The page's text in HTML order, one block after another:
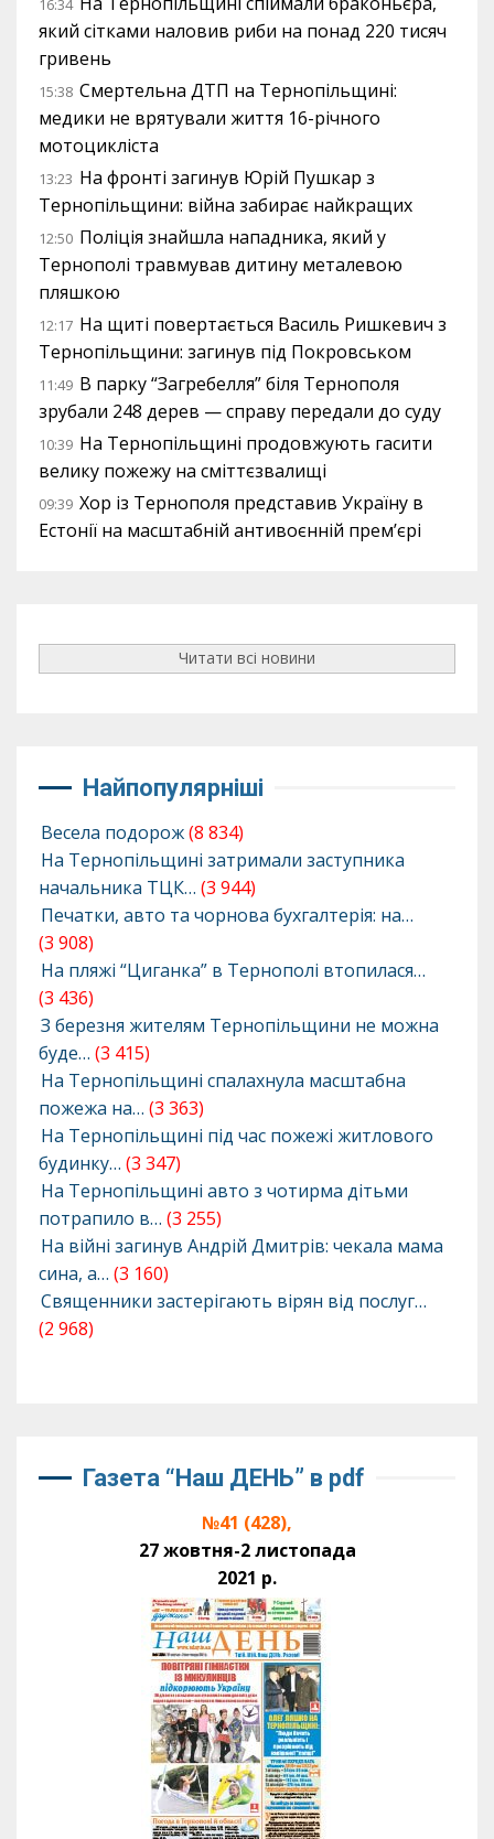
16:34
який сітками наловив риби на понад 220 тисяч
гривень
15:38 Смертельна ДТП на Тернопільщині:
медики не врятували життя 16-річного
мотоцикліста
13:23 На фронті загинув Юрій Пушкар з
Тернопільщини: війна забирає найкращих
12:50 Поліція знайшла нападника, який у
Тернополі травмував дитину металевою
пляшкою
12:17 На щиті повертається Василь Ришкевич з
Тернопільщини: загинув під Покровськом
11:49 В парку “Загребелля” біля Тернополя
зрубали 248 дерев — справу передали до суду
10:39 На Тернопільщині продовжують гасити
велику пожежу на сміттєзвалищі
09:39 Хор із Тернополя представив Україну в
Естонії на масштабній антивоєнній прем’єрі
Читати всі новини
Найпопулярніші
Весела подорож(8 834)
На Тернопільщині затримали заступника
начальника ТЦК… (3 944)
Печатки, авто та чорнова бухгалтерія: на…
(3 908)
На пляжі “Циганка” в Тернополі втопилася…
(3 436)
З березня жителям Тернопільщини не можна
буде… (3 415)
На Тернопільщині спалахнула масштабна
пожежа на… (3 363)
На Тернопільщині під час пожежі житлового
будинку… (3 347)
На Тернопільщині авто з чотирма дітьми
потрапило в… (3 255)
На війні загинув Андрій Дмитрів: чекала мама
сина, а… (3 160)
Священники застерігають вірян від послуг…
(2 968)
Газета “Наш ДЕНЬ” в pdf
№41 (428),
27 жовтня-2 листопада
2021 р.